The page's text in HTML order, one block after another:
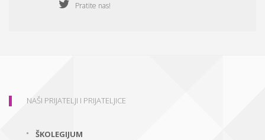
Pratite nas!
NAŠI PRIJATELJI I PRIJATELJICE
ŠKOLEGIJUM